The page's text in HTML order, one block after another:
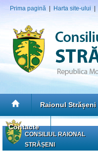
Prima pagină Harta site-ului
Raionul Strășeni
Contacte
CONSILIUL RAIONAL
STRĂȘENI